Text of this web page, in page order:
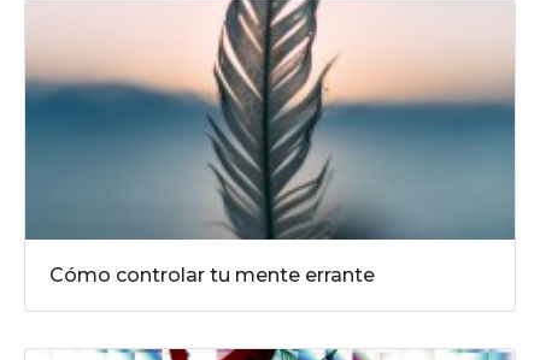
Cómo controlar tu mente errante